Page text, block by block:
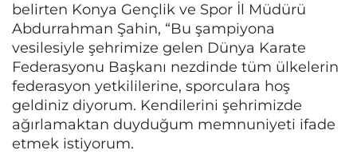
belirten Konya Gençlik ve Spor İl Müdürü
Abdurrahman Şahin, “Bu şampiyona
vesilesiyle şehrimize gelen Dünya Karate
Federasyonu Başkanı nezdinde tüm ülkelerin
federasyon yetkililerine, sporculara hoş
geldiniz diyorum. Kendilerini şehrimizde
ağırlamaktan duyduğum memnuniyeti ifade
etmek istiyorum.